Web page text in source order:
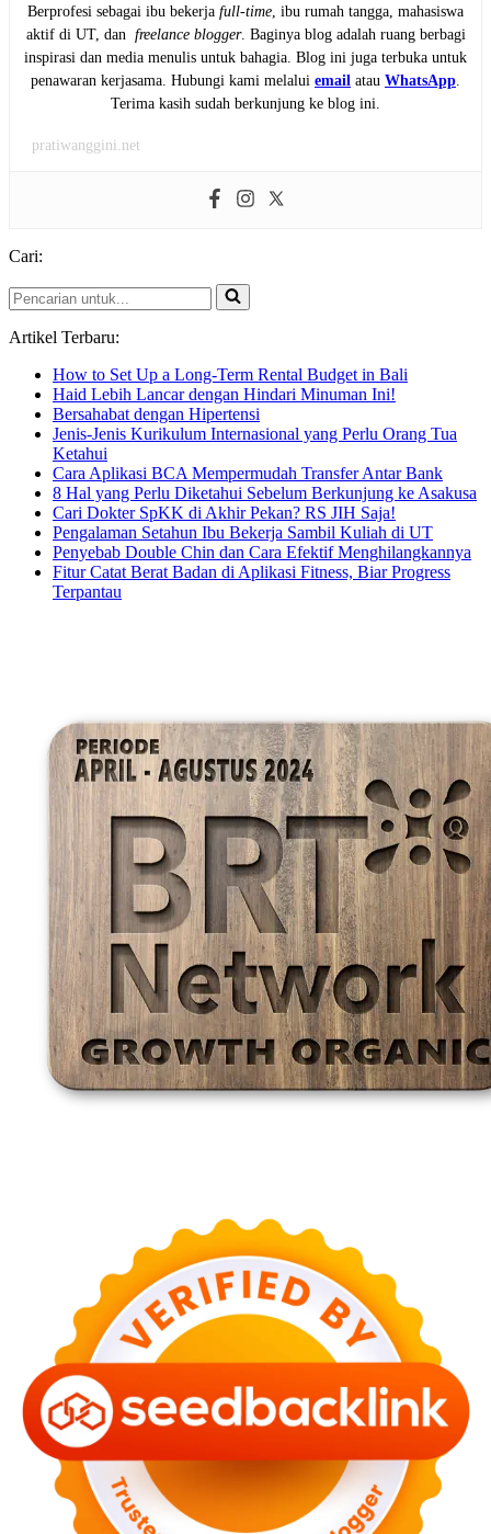
Berprofesi sebagai ibu bekerja full-time , ibu rumah tangga, mahasiswa
aktif di UT, dan freelance blogger. Baginya blog adalah ruang berbagi
inspirasi dan media menulis untuk bahagia. Blog ini juga terbuka untuk
penawaran kerjasama. Hubungi kami melalui email atau WhatsApp
Terima kasih sudah berkunjung ke blog ini.
pratiwanggini.net
Cari:
Pencarian
untuk...
Artikel Terbaru:
How to Set Up a Long-Term Rental Budget in Bali
Haid Lebih Lancar dengan Hindari Minuman Ini!
Bersahabat dengan Hipertensi
Jenis-Jenis Kurikulum Internasional yang Perlu Orang Tua
Ketahui
Cara Aplikasi BCA Mempermudah Transfer Antar Bank
8 Hal yang Perlu Diketahui Sebelum Berkunjung ke Asakusa
Cari Dokter SpKK di Akhir Pekan? RS JIH Saja!
Pengalaman Setahun Ibu Bekerja Sambil Kuliah di UT
Penyebab Double Chin dan Cara Efektif Menghilangkannya
Fitur Catat Berat Badan di Aplikasi Fitness, Biar Progress
Terpantau